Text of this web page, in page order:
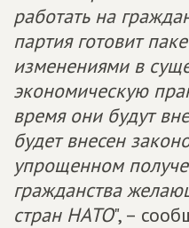
работать на
партия готовит
изменениями в
экономическую
время они будут
будет внесен
упрощенном
гражданства
стран НАТО", –